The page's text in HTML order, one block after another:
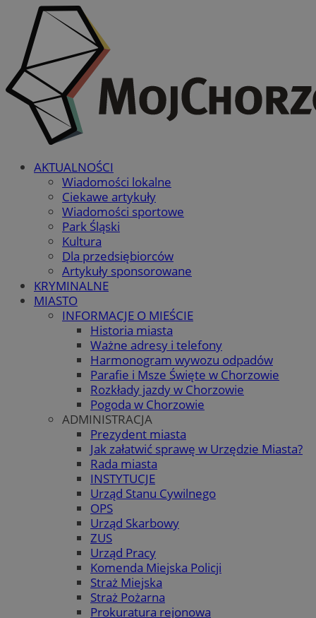
AKTUALNOŚCI
Wiadomości lokalne
Ciekawe artykuły
Wiadomości sportowe
Park Śląski
Kultura
Dla przedsiębiorców
Artykuły sponsorowane
KRYMINALNE
MIASTO
INFORMACJE O MIEŚCIE
Historia miasta
Ważne adresy i telefony
Harmonogram wywozu odpadów
Parafie i Msze Święte w Chorzowie
Rozkłady jazdy w Chorzowie
Pogoda w Chorzowie
ADMINISTRACJA
Prezydent miasta
Jak załatwić sprawę w Urzędzie Miasta?
Rada miasta
INSTYTUCJE
Urząd Stanu Cywilnego
OPS
Urząd Skarbowy
ZUS
Urząd Pracy
Komenda Miejska Policji
Straż Miejska
Straż Pożarna
Prokuratura rejonowa